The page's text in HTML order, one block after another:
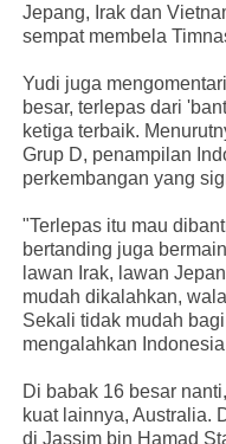
Jepang, Irak dan
sempat membela
Yudi juga
besar, terlepas dari
ketiga terbaik.
Grup D, penampilan
perkembangan yang
"Terlepas itu mau
bertanding juga
lawan Irak, lawan
mudah dikalahkan,
Sekali tidak mudah
mengalahkan
Di babak 16 besar
kuat lainnya, Australia.
di Jassim bin Hamad